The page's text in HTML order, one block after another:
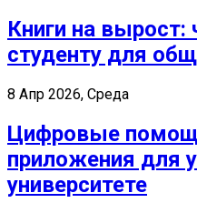
Книги на вырост:
студенту для
8 Апр 2026, Среда
Цифровые
приложения для
университете